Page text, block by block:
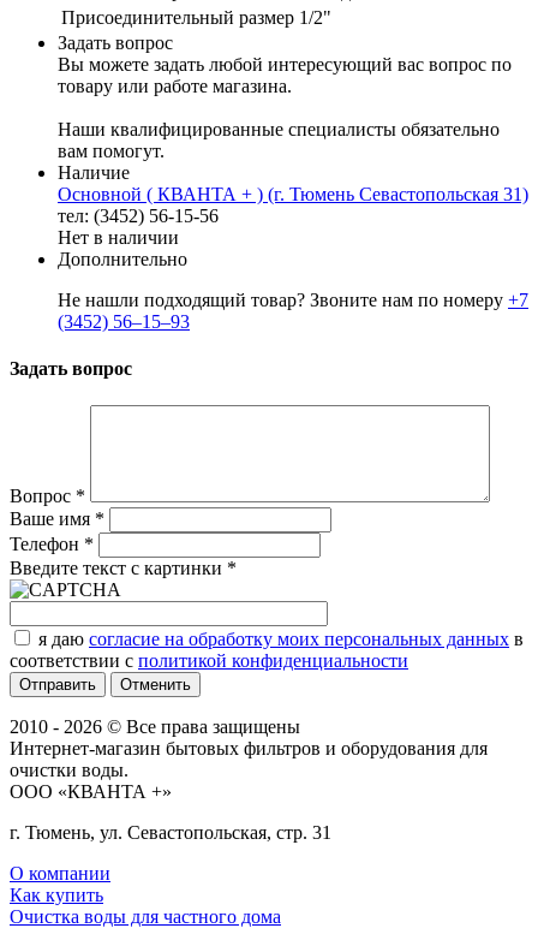
Присоединительный размер 1/2"
Задать вопрос
Вы можете задать любой интересующий вас вопрос по
товару или работе магазина.
Наши квалифицированные специалисты обязательно
вам помогут.
Наличие
Основной ( КВАНТА + ) (г. Тюмень Севастопольская 31)
тел: (3452) 56-15-56
Нет в наличии
Дополнительно
Не нашли подходящий товар? Звоните нам по номеру +7
(3452) 56‒15‒93
Задать вопрос
Вопрос *
Ваше имя *
Телефон *
Введите текст с картинки *
я даю согласие на обработку моих персональных данных в
соответствии с политикой конфиденциальности
Отменить
2010 - 2026 © Все права защищены
Интернет-магазин бытовых фильтров и оборудования для
очистки воды.
ООО «КВАНТА +»
г. Тюмень, ул. Севастопольская, стр. 31
О компании
Как купить
Очистка воды для частного дома